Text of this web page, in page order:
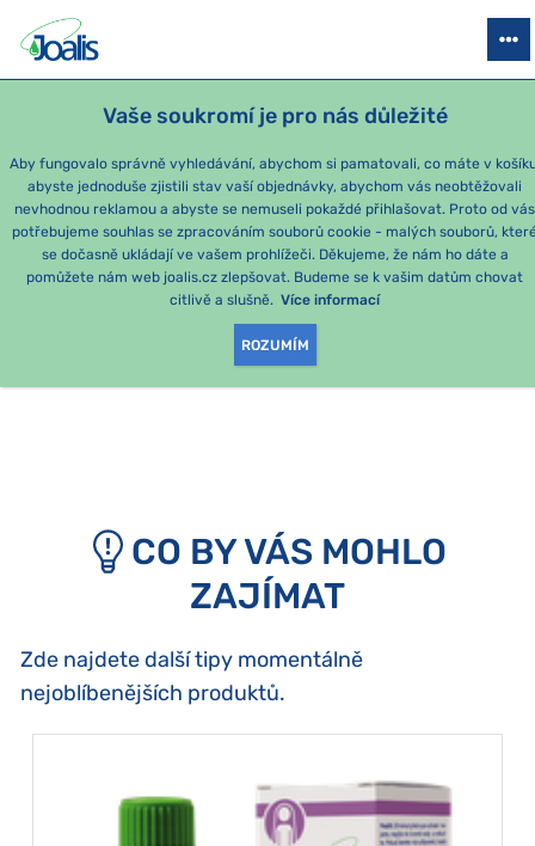
Vaše soukromí je pro nás důležité
Aby fungovalo správně vyhledávání, abychom si pamatovali, co máte v
abyste jednoduše zjistili stav vaší objednávky, abychom vás neobtěžovali
nevhodnou reklamou a abyste se nemuseli pokaždé přihlašovat. Proto od vás
potřebujeme souhlas se zpracováním souborů cookie - malých souborů,
se dočasně ukládají ve vašem prohlížeči. Děkujeme, že nám ho dáte a
pomůžete nám web joalis.cz zlepšovat. Budeme se k vašim datům chovat
citlivě a slušně. Více informací
ROZUMÍM
PRODUKTY PODLE OBTÍŽÍ SEZÓNNÍ BALÍČKY PRO DĚTI
e-shop Joalis
OMLOUVÁME SE, ALE
TATO STRÁNKA
NEEXISTUJE.
CO BY VÁS MOHLO
ZAJÍMAT
Zde najdete další tipy momentálně
nejoblíbenějších produktů.